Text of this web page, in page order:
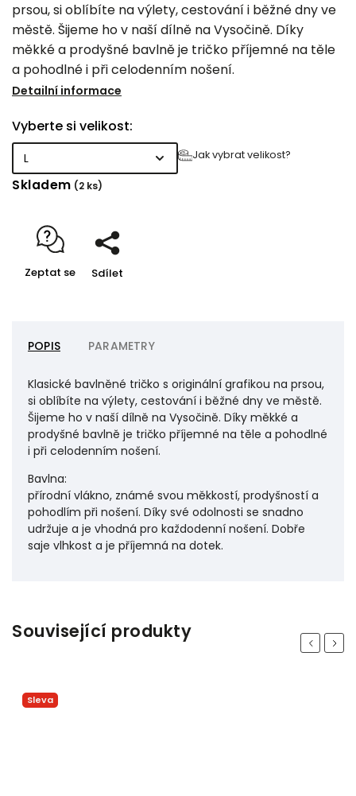
prsou, si oblíbíte na výlety, cestování i běžné dny ve
městě. Šijeme ho v naší dílně na Vysočině. Díky
měkké a prodyšné bavlně je tričko příjemné na těle
a pohodlné i při celodenním nošení.
Detailní informace
Vyberte si velikost:
Jak vybrat velikost?
Skladem (2 ks)
Zeptat se Sdílet
POPIS PARAMETRY
Klasické bavlněné tričko s originální grafikou na prsou,
si oblíbíte na výlety, cestování i běžné dny ve městě.
Šijeme ho v naší dílně na Vysočině. Díky měkké a
prodyšné bavlně je tričko příjemné na těle a pohodlné
i při celodenním nošení.
Bavlna:
přírodní vlákno, známé svou měkkostí, prodyšností a
pohodlím při nošení. Díky své odolnosti se snadno
udržuje a je vhodná pro každodenní nošení. Dobře
saje vlhkost a je příjemná na dotek.
Související produkty Previous
Sleva
Next